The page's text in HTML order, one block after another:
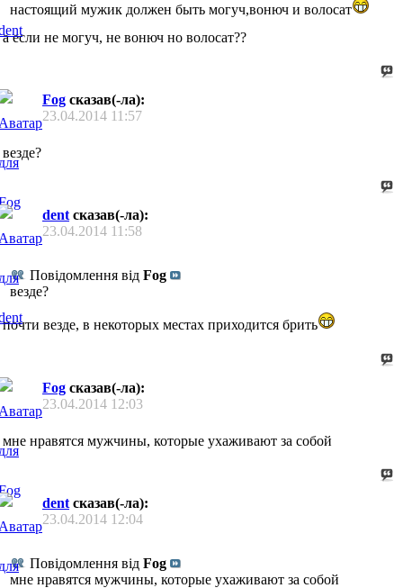
настоящий мужик должен быть могуч,вонюч и волосат
а если не могуч, не вонюч но волосат??
Fog сказав(-ла):
23.04.2014 11:57
везде?
dent сказав(-ла):
23.04.2014 11:58
Повідомлення від Fog
везде?
почти везде, в некоторых местах приходится брить
Fog сказав(-ла):
23.04.2014 12:03
мне нравятся мужчины, которые ухаживают за собой
dent сказав(-ла):
23.04.2014 12:04
Повідомлення від Fog
мне нравятся мужчины, которые ухаживают за собой